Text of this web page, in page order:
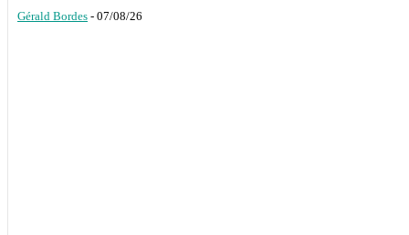
Gérald Bordes - 07/08/26